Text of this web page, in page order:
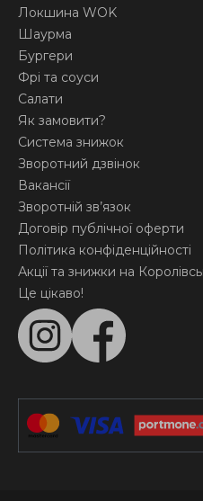
Локшина WOK
Шаурма
Бургери
Фрі та соуси
Салати
Як замовити?
Система знижок
Зворотний дзвінок
Вакансії
Зворотній зв’язок
Договір публічної оферти
Політика конфіденційності
Акції та знижки на
Це цікаво!